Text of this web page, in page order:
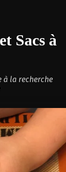
Sacs à
à la recherche